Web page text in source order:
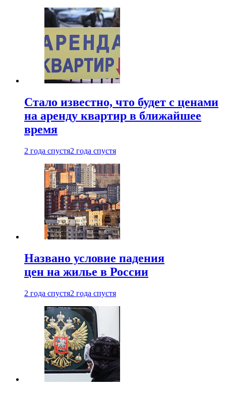
Стало известно, что будет с ценами
на аренду квартир в ближайшее
время
2 года спустя2 года спустя
Названо условие падения
цен на жилье в России
2 года спустя2 года спустя